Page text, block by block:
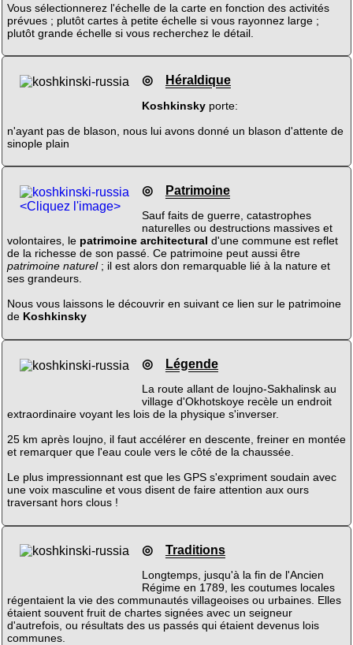
Vous sélectionnerez l'échelle de la carte en fonction des activités
prévues ; plutôt cartes à petite échelle si vous rayonnez large ;
plutôt grande échelle si vous recherchez le détail.
◎ Héraldique
Koshkinskyporte:
n'ayant pas de blason, nous lui avons donné un blason d'attente de
sinople plain
<Cliquez l'image>
◎ Patrimoine
Sauf faits de guerre, catastrophes
naturelles ou destructions massives et
volontaires, le patrimoine architectural d'une commune est reflet
de la richesse de son passé. Ce patrimoine peut aussi être
patrimoine naturel; il est alors don remarquable lié à la nature et
ses grandeurs.
Nous vous laissons le découvrir en suivant ce lien sur le patrimoine
de Koshkinsky
◎ Légende
La route allant de Ioujno-Sakhalinsk au
village d'Okhotskoye recèle un endroit
extraordinaire voyant les lois de la physique s'inverser.
25 km après Ioujno, il faut accélérer en descente, freiner en montée
et remarquer que l'eau coule vers le côté de la chaussée.
Le plus impressionnant est que les GPS s'expriment soudain avec
une voix masculine et vous disent de faire attention aux ours
traversant hors clous !
◎ Traditions
Longtemps, jusqu'à la fin de l'Ancien
Régime en 1789, les coutumes locales
régentaient la vie des communautés villageoises ou urbaines. Elles
étaient souvent fruit de chartes signées avec un seigneur
d'autrefois, ou résultats des us passés qui étaient devenus lois
communes.